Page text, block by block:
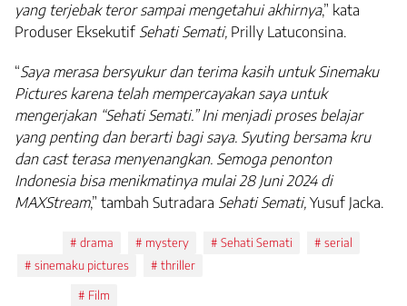
yang terjebak teror sampai mengetahui akhirnya,” kata
Produser Eksekutif Sehati Semati, Prilly Latuconsina.
“Saya merasa bersyukur dan terima kasih untuk Sinemaku
Pictures karena telah mempercayakan saya untuk
mengerjakan “Sehati Semati.” Ini menjadi proses belajar
yang penting dan berarti bagi saya. Syuting bersama kru
dan cast terasa menyenangkan. Semoga penonton
Indonesia bisa menikmatinya mulai 28 Juni 2024 di
MAXStream,” tambah Sutradara Sehati Semati, Yusuf Jacka.
drama mystery Sehati Semati
serial
sinemaku pictures
thriller
Film